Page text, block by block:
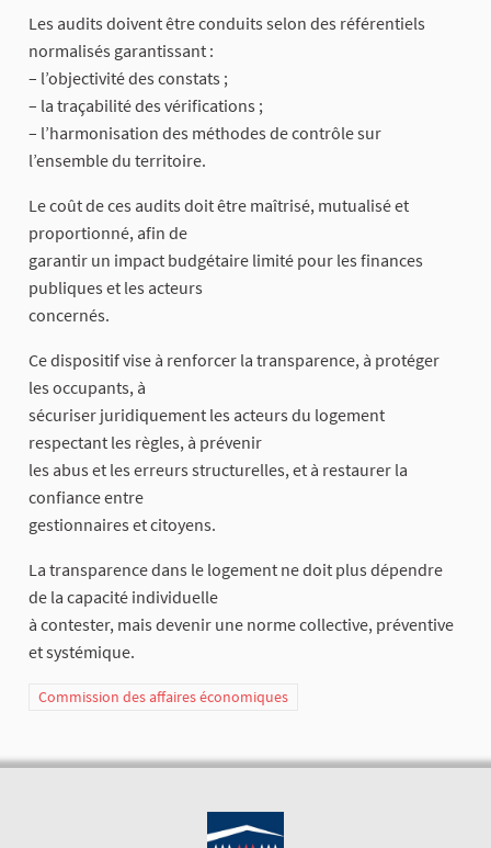
Les audits doivent être conduits selon des référentiels
normalisés garantissant :
– l’objectivité des constats ;
– la traçabilité des vérifications ;
– l’harmonisation des méthodes de contrôle sur
l’ensemble du territoire.
Le coût de ces audits doit être maîtrisé, mutualisé et
proportionné, afin de
garantir un impact budgétaire limité pour les finances
publiques et les acteurs
concernés.
Ce dispositif vise à renforcer la transparence, à protéger
les occupants, à
sécuriser juridiquement les acteurs du logement
respectant les règles, à prévenir
les abus et les erreurs structurelles, et à restaurer la
confiance entre
gestionnaires et citoyens.
La transparence dans le logement ne doit plus dépendre
de la capacité individuelle
à contester, mais devenir une norme collective, préventive
et systémique.
Commission des affaires économiques